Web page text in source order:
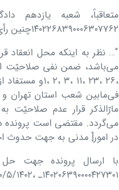
١۴٠٢٢۶٨٣٩٠٠٠۶٣٠٧٧۶٢چنین رأی داده است:
“… نظر به اینکه محل انعقاد
مارّالذکر قرار عدم صلاحیّت
در امور[ مدنی به جھت حدوث
با ارسال پرونده جھت
١۴٠٢٠۶٣٩٠٠٠٠۴٢٧٣٠١ـ ،٣٠/۵/١۴٠٢ چنین رأی داده است: